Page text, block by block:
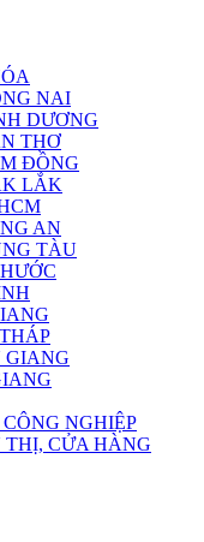
NAI
DƯƠNG
THƠ
ĐỒNG
LẮK
AN
TÀU
GIANG
NGHIỆP
THỊ, CỬA HÀNG